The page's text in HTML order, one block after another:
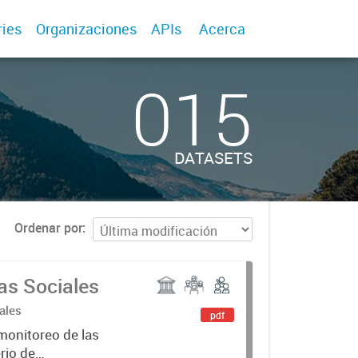
Organizaciones APIs Acerca
015
DATASETS
Ordenar por
Sociales
de las
de
pdf